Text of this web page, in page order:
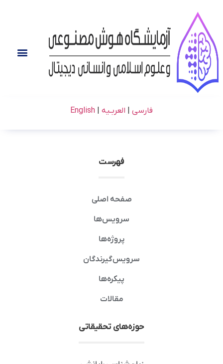
فارسی العربـیه English
فهرست
صفحه اصلی
سرویس‌ها
پروژه‌ها
سرویس‌گیرندگان
پیکره‌ها
مقالات
حوزه‌های تحقیقاتی